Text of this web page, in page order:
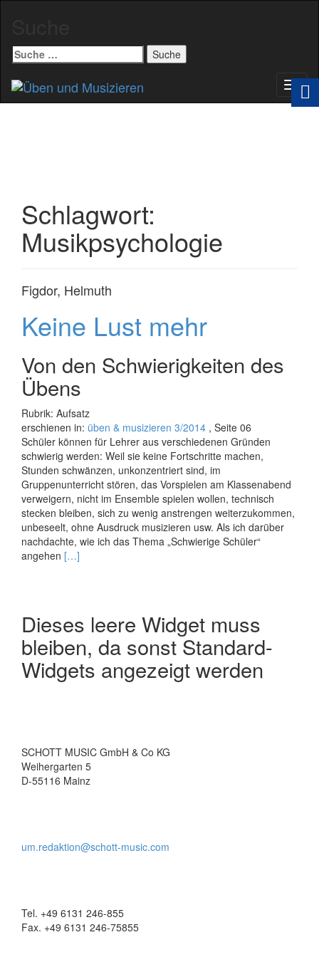
Suche
nach:
Schlagwort:
Musikpsychologie
Figdor, Helmuth
Keine Lust mehr
Von den Schwierigkeiten des
Übens
Rubrik: Aufsatz
erschienen in: üben & musizieren 3/2014 , Seite 06
Schüler können für Lehrer aus verschiedenen Gründen
schwierig werden: Weil sie keine Fortschritte machen,
Stunden schwänzen, unkonzentriert sind, im
Gruppenunterricht stören, das Vorspielen am Klassenabend
verweigern, nicht im Ensemble spielen wollen, technisch
stecken bleiben, sich zu wenig anstrengen weiterzukommen,
unbeseelt, ohne Ausdruck musizieren usw. Als ich darüber
nachdachte, wie ich das Thema „Schwierige Schüler“
angehen Read
mehr
[…]
Dieses leere Widget muss
bleiben, da sonst Standard-
Widgets angezeigt werden
SCHOTT MUSIC GmbH & Co KG
Weihergarten 5
D-55116 Mainz
um.redaktion@schott-music.com
Tel. +49 6131 246-855
Fax. +49 6131 246-75855